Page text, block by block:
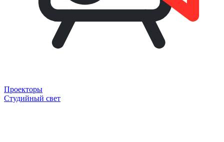
Проекторы
Студийный свет